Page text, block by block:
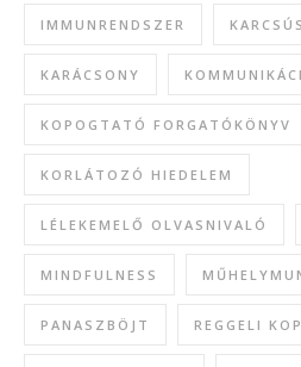
IMMUNRENDSZER
KARÁCSONY
KOPOGTATÓ FORGATÓKÖNYV
KORLÁTOZÓ HIEDELEM
LÉLEKEMELŐ OLVASNIVALÓ
MINDFULNESS
PANASZBÖJT REGGELI